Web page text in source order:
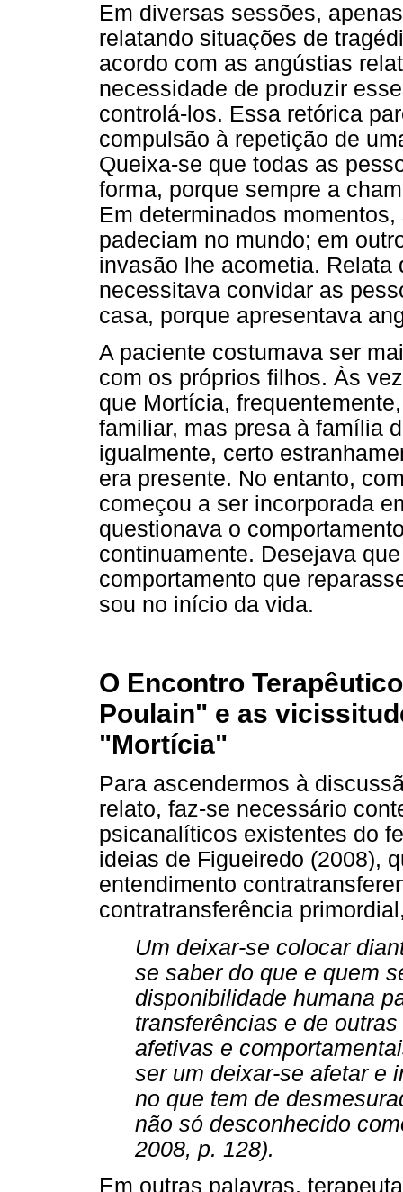
Em diversas sessões,
relatando situações de
acordo com as angústias
necessidade de produzir
controlá-los. Essa retórica
compulsão à repetição de
Queixa-se que todas as
forma, porque sempre a
Em determinados
padeciam no mundo; em
invasão lhe acometia.
necessitava convidar as
casa, porque apresentava
A paciente costumava ser
com os próprios filhos. Às
que Mortícia,
familiar, mas presa à família
igualmente, certo
era presente. No entanto,
começou a ser incorporada
questionava o
continuamente. Desejava
comportamento que
sou no início da vida.
O Encontro
Poulain" e as
"Mortícia"
Para ascendermos à
relato, faz-se necessário
psicanalíticos existentes do
ideias de Figueiredo (2008),
entendimento
contratransferência
Um deixar-se colocar
se saber do que e quem
disponibilidade humana
transferências e de
afetivas e
ser um deixar-se afetar e
no que tem de
não só desconhecido
2008, p. 128).
Em outras palavras,